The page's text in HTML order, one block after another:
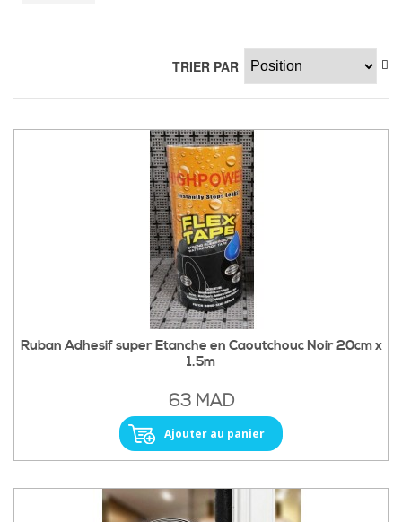
TRIER PAR
Ruban Adhesif super Etanche en Caoutchouc Noir 20cm x
1.5m
63 MAD
Ajouter au panier